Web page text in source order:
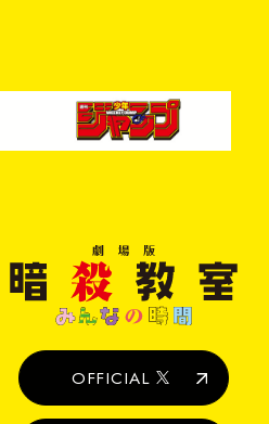
場
版
室
み
OFFICIAL